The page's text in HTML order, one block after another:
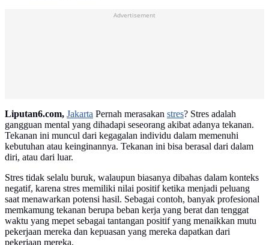
Liputan6.com, Jakarta Pernah merasakan stres? Stres adalah
gangguan mental yang dihadapi seseorang akibat adanya tekanan.
Tekanan ini muncul dari kegagalan individu dalam memenuhi
kebutuhan atau keinginannya. Tekanan ini bisa berasal dari dalam
diri, atau dari luar.
Stres tidak selalu buruk, walaupun biasanya dibahas dalam konteks
negatif, karena stres memiliki nilai positif ketika menjadi peluang
saat menawarkan potensi hasil. Sebagai contoh, banyak profesional
memkamung tekanan berupa beban kerja yang berat dan tenggat
waktu yang mepet sebagai tantangan positif yang menaikkan mutu
pekerjaan mereka dan kepuasan yang mereka dapatkan dari
pekerjaan mereka.